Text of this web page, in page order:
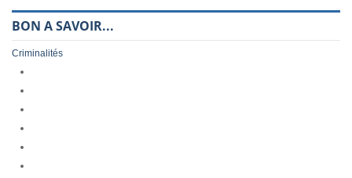
BON A SAVOIR...
Criminalités